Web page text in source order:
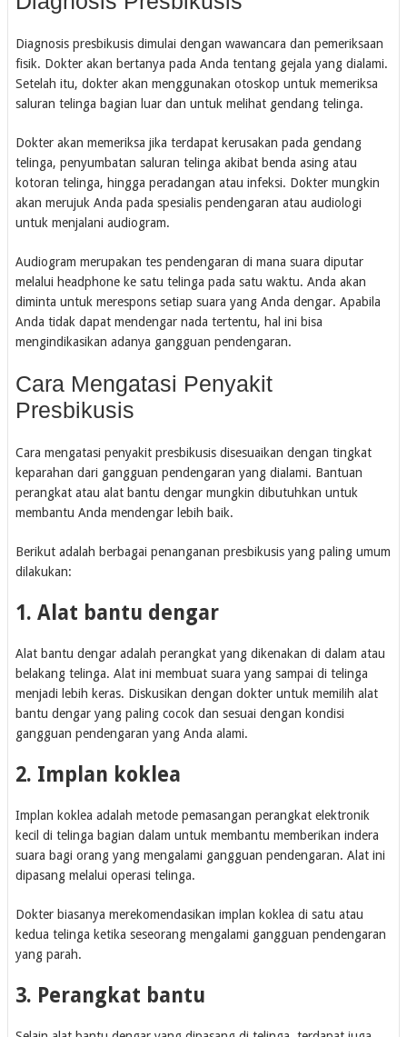
Diagnosis presbikusis dimulai dengan wawancara dan pemeriksaan
fisik. Dokter akan bertanya pada Anda tentang gejala yang dialami.
Setelah itu, dokter akan menggunakan otoskop untuk memeriksa
saluran telinga bagian luar dan untuk melihat gendang telinga.
Dokter akan memeriksa jika terdapat kerusakan pada gendang
telinga, penyumbatan saluran telinga akibat benda asing atau
kotoran telinga, hingga peradangan atau infeksi. Dokter mungkin
akan merujuk Anda pada spesialis pendengaran atau audiologi
untuk menjalani audiogram.
Audiogram merupakan tes pendengaran di mana suara diputar
melalui headphone ke satu telinga pada satu waktu. Anda akan
diminta untuk merespons setiap suara yang Anda dengar. Apabila
Anda tidak dapat mendengar nada tertentu, hal ini bisa
mengindikasikan adanya gangguan pendengaran.
Cara Mengatasi Penyakit
Presbikusis
Cara mengatasi penyakit presbikusis disesuaikan dengan tingkat
keparahan dari gangguan pendengaran yang dialami. Bantuan
perangkat atau alat bantu dengar mungkin dibutuhkan untuk
membantu Anda mendengar lebih baik.
Berikut adalah berbagai penanganan presbikusis yang paling umum
dilakukan:
1. Alat bantu dengar
Alat bantu dengar adalah perangkat yang dikenakan di dalam atau
belakang telinga. Alat ini membuat suara yang sampai di telinga
menjadi lebih keras. Diskusikan dengan dokter untuk memilih alat
bantu dengar yang paling cocok dan sesuai dengan kondisi
gangguan pendengaran yang Anda alami.
2. Implan koklea
Implan koklea adalah metode pemasangan perangkat elektronik
kecil di telinga bagian dalam untuk membantu memberikan indera
suara bagi orang yang mengalami gangguan pendengaran. Alat ini
dipasang melalui operasi telinga.
Dokter biasanya merekomendasikan implan koklea di satu atau
kedua telinga ketika seseorang mengalami gangguan pendengaran
yang parah.
3. Perangkat bantu